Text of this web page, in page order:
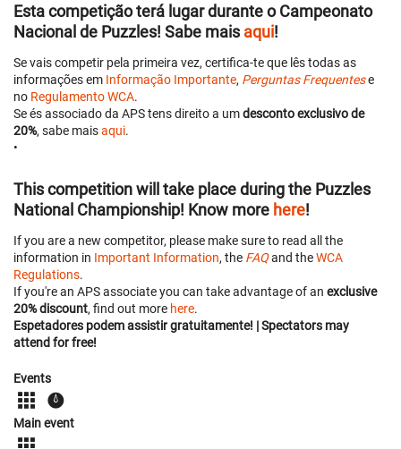
Esta competição terá lugar durante o Campeonato
Nacional de Puzzles! Sabe mais aqui!
Se vais competir pela primeira vez, certifica-te que lês todas as
informações em Informação Importante, Perguntas Frequentese
no Regulamento WCA.
Se és associado da APS tens direito a umdesconto exclusivo de
20%, sabe maisaqui.
•
This competition will take place during the Puzzles
National Championship! Know more here!
If you are a new competitor, please make sure to read all the
information in Important Information, the FAQand theWCA
Regulations.
If you're an APS associate you can take advantage of an exclusive
20% discount, find out more here.
Espetadores podem assistir gratuitamente! | Spectators may
attend for free!
Events
Main event